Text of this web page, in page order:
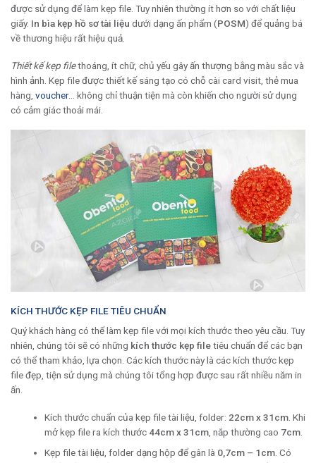
được sử dụng để làm kẹp file. Tuy nhiên thường ít hơn so với chất liệu
giấy. In bìa kẹp hồ sơ tài liệu dưới dạng ấn phẩm (POSM) để quảng bá
về thương hiệu rất hiệu quả.
Thiết kế kẹp filethoáng, ít chữ, chủ yếu gây ấn thượng bằng màu sắc và
hình ảnh. Kẹp file được thiết kế sáng tạo có chỗ cài card visit, thẻ mua
hàng, voucher… không chỉ thuận tiện mà còn khiến cho người sử dụng
có cảm giác thoải mái.
KÍCH THƯỚC KẸP FILE TIÊU CHUẨN
Quý khách hàng có thể làm kẹp file với mọi kích thước theo yêu cầu. Tuy
nhiên, chúng tôi sẽ có những kích thước kẹp filetiêu chuẩn để các bạn
có thể tham khảo, lựa chọn. Các kích thước này là các kích thước kẹp
file đẹp, tiện sử dụng mà chúng tôi tổng hợp được sau rất nhiều năm in
ấn.
Kích thước chuẩn của kẹp file tài liệu, folder: 22cm x 31cm. Khi
mở kẹp file ra kích thước 44cm x 31cm, nắp thường cao 7cm.
Kẹp file tài liệu, folder dạng hộp để gân là 0,7cm – 1cm. Có